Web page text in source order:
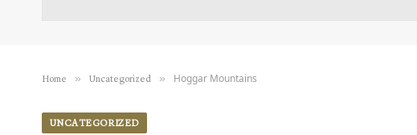
Home » Uncategorized » Hoggar Mountains
UNCATEGORIZED